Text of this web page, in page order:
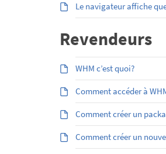
Le navigateur affiche
Revendeurs
WHM c’est quoi?
Comment accéder à
Comment créer un
Comment créer un